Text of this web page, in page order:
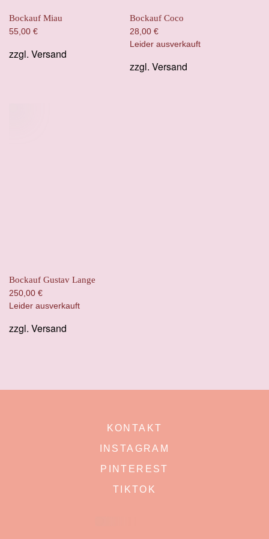
Bockauf Miau
55,00 €
zzgl. Versand
Bockauf Coco
28,00 €
Leider ausverkauft
zzgl. Versand
Bockauf Gustav Lange
250,00 €
Leider ausverkauft
zzgl. Versand
KONTAKT
INSTAGRAM
PINTEREST
TIKTOK